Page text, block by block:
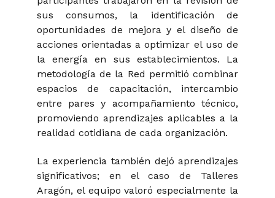
sus consumos, la identificación de
oportunidades de mejora y el diseño de
acciones orientadas a optimizar el uso de
la energía en sus establecimientos. La
metodología de la Red permitió combinar
espacios de capacitación, intercambio
entre pares y acompañamiento técnico,
promoviendo aprendizajes aplicables a la
realidad cotidiana de cada organización.
La experiencia también dejó aprendizajes
significativos; en el caso de Talleres
Aragón, el equipo valoró especialmente la